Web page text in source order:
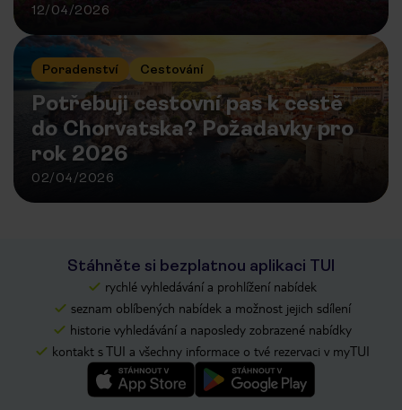
12/04/2026
Poradenství Cestování
Potřebuji cestovní pas k cestě
do Chorvatska? Požadavky pro
rok 2026
02/04/2026
Stáhněte si bezplatnou aplikaci TUI
rychlé vyhledávání a prohlížení nabídek
seznam oblíbených nabídek a možnost jejich sdílení
historie vyhledávání a naposledy zobrazené nabídky
kontakt s TUI a všechny informace o tvé rezervaci v myTUI